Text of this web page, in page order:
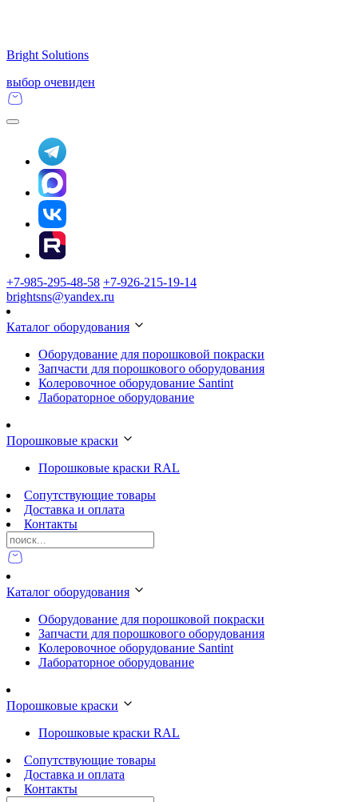
Bright Solutions
выбор очевиден
+7-985-295-48-58 +7-926-215-19-14
brightsns@yandex.ru
Каталог оборудования
Оборудование для порошковой покраски
Запчасти для порошкового оборудования
Колеровочное оборудование Santint
Лабораторное оборудование
Порошковые краски
Порошковые краски RAL
Сопутствующие товары
Доставка и оплата
Контакты
Каталог оборудования
Оборудование для порошковой покраски
Запчасти для порошкового оборудования
Колеровочное оборудование Santint
Лабораторное оборудование
Порошковые краски
Порошковые краски RAL
Сопутствующие товары
Доставка и оплата
Контакты